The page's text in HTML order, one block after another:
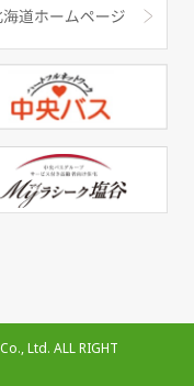
Ltd. ALL RIGHT